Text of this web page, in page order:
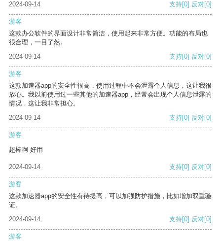
2024-09-14
支持[0] 反对[0]
游客
这款办公软件的界面设计非常简洁，使用起来非常方便。功能的布局也
很合理，一目了然。
2024-09-14
支持[0] 反对[0]
游客
这款加速器app的安全性很高，使用过程中不会泄露个人信息，这让我很
放心。我以前使用过一些其他的加速器app，经常会出现个人信息泄露的
情况，这让我非常担心。
2024-09-14
支持[0] 反对[0]
游客
超棒啊 好用
2024-09-14 支持[0] 反对[0]
游客
这款加速器app的安全性有待提高，可以加强防护措施，比如增加双重验
证。
2024-09-14
支持[0] 反对[0]
游客